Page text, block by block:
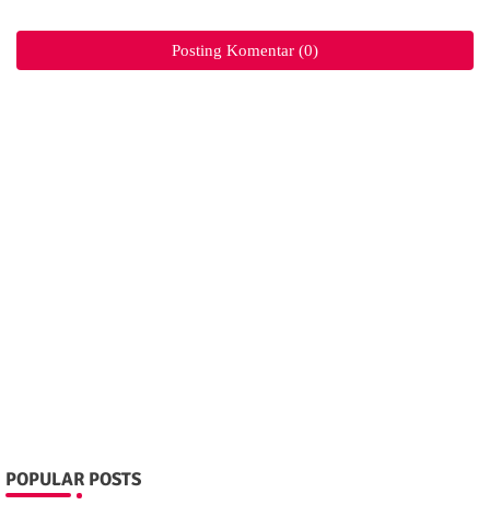
Posting Komentar (0)
POPULAR POSTS